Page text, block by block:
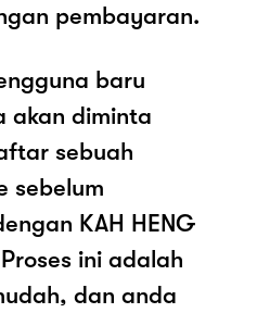
pembayaran.
baru
akan diminta
sebuah
sebelum
KAH HENG
Proses ini adalah
dan anda